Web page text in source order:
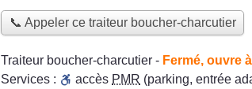
📞 Appeler ce traiteur boucher-charcutier
Traiteur boucher-charcutier - Fermé, ouvre
Services :
accès PMR (parking, entrée